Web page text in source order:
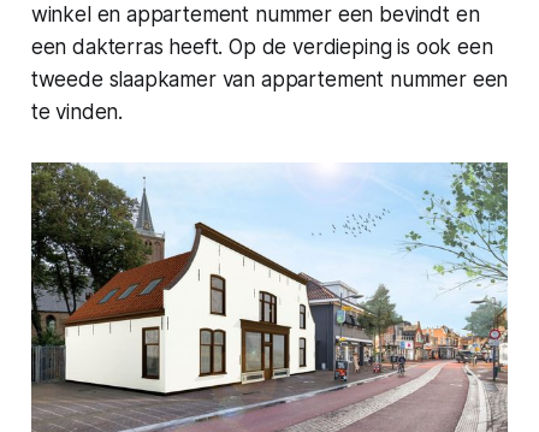
winkel en appartement nummer een bevindt en
een dakterras heeft. Op de verdieping is ook een
tweede slaapkamer van appartement nummer een
te vinden.